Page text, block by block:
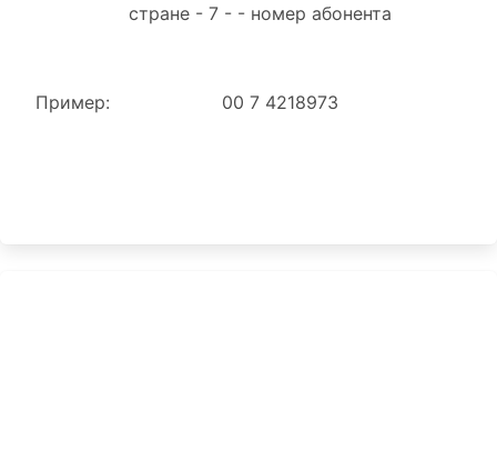
стране - 7 - - номер абонента
Пример: 00 7 4218973